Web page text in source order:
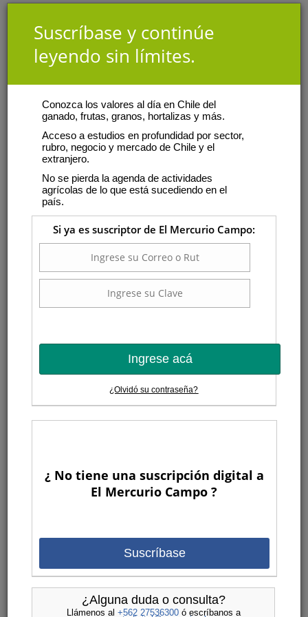
Suscríbase y continúe
leyendo sin límites.
Conozca los valores al día en Chile del
ganado, frutas, granos, hortalizas y más.
Acceso a estudios en profundidad por sector,
rubro, negocio y mercado de Chile y el
extranjero.
No se pierda la agenda de actividades
agrícolas de lo que está sucediendo en el
país.
Si ya es suscriptor de El Mercurio Campo:
Ingrese acá
¿Olvidó su contraseña?
¿ No tiene una suscripción digital a
El Mercurio Campo ?
Suscríbase
¿Alguna duda o consulta?
Llámenos al +562 27536300ó escríbanos a